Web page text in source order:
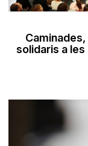
solidaris a les